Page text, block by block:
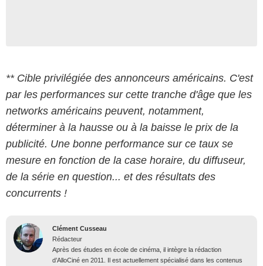
** Cible privilégiée des annonceurs américains. C'est
par les performances sur cette tranche d'âge que les
networks américains peuvent, notamment,
déterminer à la hausse ou à la baisse le prix de la
publicité. Une bonne performance sur ce taux se
mesure en fonction de la case horaire, du diffuseur,
de la série en question... et des résultats des
concurrents !
Clément Cusseau
Rédacteur
Après des études en école de cinéma, il intègre la rédaction
d’AlloCiné en 2011. Il est actuellement spécialisé dans les contenus